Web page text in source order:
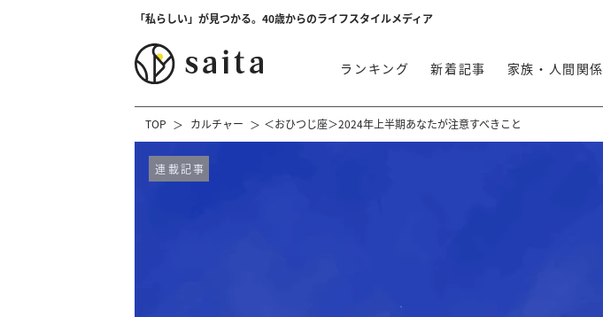
「私らしい」が見つかる。40歳からのライフスタイルメディア
ランキング 新着記事 家族・人間関係
TOP カルチャー ＜おひつじ座＞2024年上半期あなたが注意すべきこと
連載記事